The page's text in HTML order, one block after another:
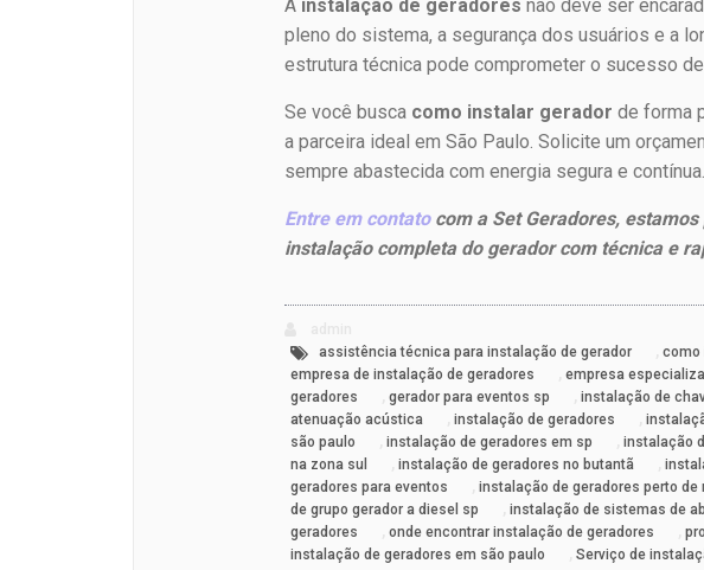
A instalação de geradores não deve ser
pleno do sistema, a segurança dos usuários e a
estrutura técnica pode comprometer o sucesso
Se você busca como instalar gerador de forma
a parceira ideal em São Paulo. Solicite um
sempre abastecida com energia segura e contínua.
Entre em contatocom a Set Geradores,
instalação completa do gerador com técnica e
assistência técnica para instalação de gerador
,como
empresa de instalação de geradores ,empresa
geradores
,gerador para eventos sp ,instalação de
atenuação acústica
,instalação de geradores ,
são paulo
,instalação de geradores em sp ,instalação
na zona sul
,instalação de geradores no butantã ,
geradores para eventos
,instalação de geradores perto de
de grupo gerador a diesel sp
,instalação de sistemas de
geradores
,onde encontrar instalação de geradores ,
instalação de geradores em são paulo
,Serviço de